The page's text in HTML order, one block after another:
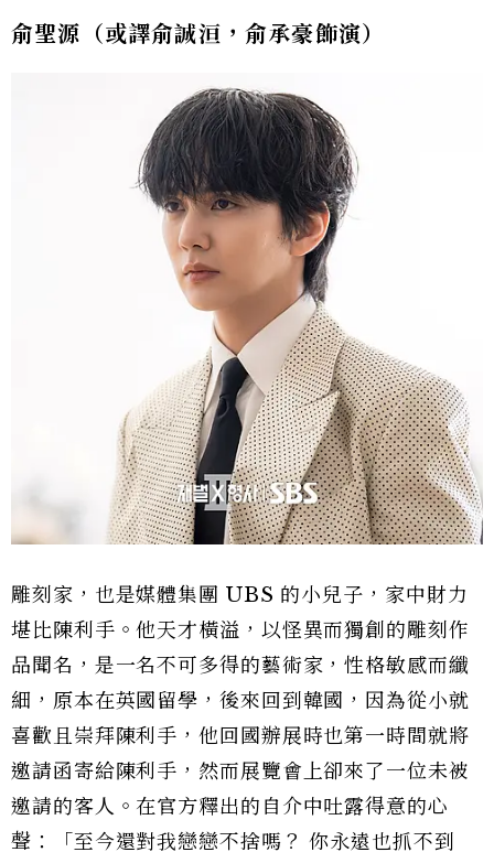
俞聖源（或譯俞誠洹，俞承豪飾演）
雕刻家，也是媒體集團 UBS 的小兒子，家中財力
堪比陳利手。他天才橫溢，以怪異而獨創的雕刻作
品聞名，是一名不可多得的藝術家，性格敏感而纖
細，原本在英國留學，後來回到韓國，因為從小就
喜歡且崇拜陳利手，他回國辦展時也第一時間就將
邀請函寄給陳利手，然而展覽會上卻來了一位未被
邀請的客人。在官方釋出的自介中吐露得意的心
聲：「至今還對我戀戀不捨嗎？ 你永遠也抓不到